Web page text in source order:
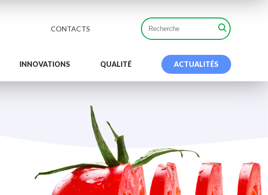
CONTACTS
INNOVATIONS QUALITÉ ACTUALITÉS